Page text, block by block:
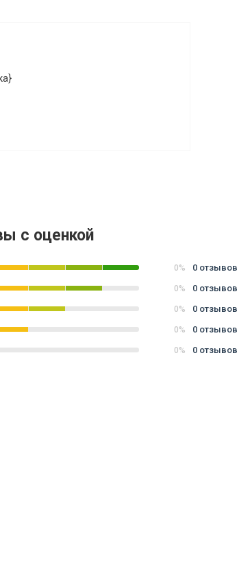
с оценкой
0% 0 отзывов
0% 0 отзывов
0% 0 отзывов
0% 0 отзывов
0% 0 отзывов